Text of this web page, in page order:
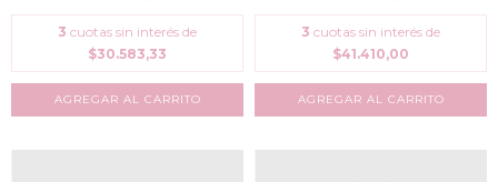
3 cuotas sin interés de
$30.583,33
3 cuotas sin interés de
$41.410,00